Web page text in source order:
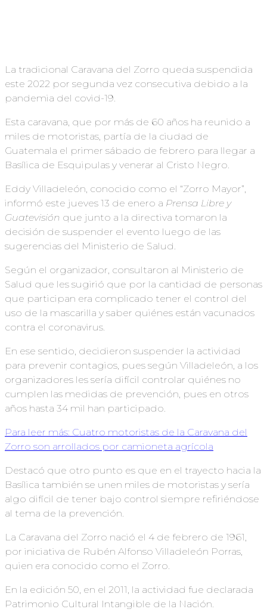
La tradicional Caravana del Zorro queda suspendida
este 2022 por segunda vez consecutiva debido a la
pandemia del covid-19.
Esta caravana, que por más de 60 años ha reunido a
miles de motoristas, partía de la ciudad de
Guatemala el primer sábado de febrero para llegar a
Basílica de Esquipulas y venerar al Cristo Negro.
Eddy Villadeleón, conocido como el “Zorro Mayor”,
informó este jueves 13 de enero a Prensa Libre y
Guatevisión que junto a la directiva tomaron la
decisión de suspender el evento luego de las
sugerencias del Ministerio de Salud.
Según el organizador, consultaron al Ministerio de
Salud que les sugirió que por la cantidad de personas
que participan era complicado tener el control del
uso de la mascarilla y saber quiénes están vacunados
contra el coronavirus.
En ese sentido, decidieron suspender la actividad
para prevenir contagios, pues según Villadeleón, a los
organizadores les sería difícil controlar quiénes no
cumplen las medidas de prevención, pues en otros
años hasta 34 mil han participado.
Para leer más: Cuatro motoristas de la Caravana del
Zorro son arrollados por camioneta agrícola
Destacó que otro punto es que en el trayecto hacia la
Basílica también se unen miles de motoristas y sería
algo difícil de tener bajo control siempre refiriéndose
al tema de la prevención.
La Caravana del Zorro nació el 4 de febrero de 1961,
por iniciativa de Rubén Alfonso Villadeleón Porras,
quien era conocido como el Zorro.
En la edición 50, en el 2011, la actividad fue declarada
Patrimonio Cultural Intangible de la Nación.